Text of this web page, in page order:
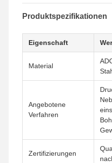
Produktspezifikationen
Eigenschaft
Material
Angebotene
Verfahren
Zertifizierungen